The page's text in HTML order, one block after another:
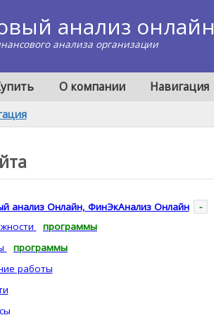
анализ онлайн
анализа организации
О компании Навигация
анализ Онлайн, ФинЭкАнализ Онлайн
-
программы
программы
работы